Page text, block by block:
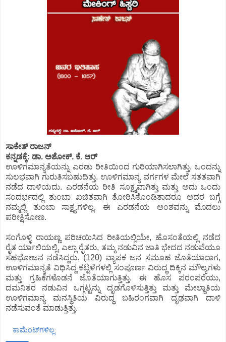
ಸಾಕೇತ್ ರಾಜನ್
ಕನ್ನಡಕ್ಕೆ: ಡಾ. ಅಶೋಕ್. ಕೆ. ಆರ್
ಊಳಿಗಮಾನ್ಯತೆಯನ್ನು ಎರಡು ರೀತಿಯಿಂದ ಗುರಿಯಾಗಿಸಲಾಗಿತ್ತು. ಒಂದನ್ನು
ಸುಲಭವಾಗಿ ಗುರುತಿಸಬಹುದಿತ್ತು. ಊಳಿಗಮಾನ್ಯ ವರ್ಗಗಳ ಮೇಲೆ ಸತತವಾಗಿ
ನಡೆದ ದಾಳಿಯದು. ಎರಡನೆಯ ರೀತಿ ಸೂಕ್ಷ್ಮವಾಗಿತ್ತು ಮತ್ತು ಅದು ಒಂದು
ಸಂದರ್ಭದಲ್ಲಿ ತುಂಬಾ ಖಚಿತವಾಗಿ ತೋರಿಸಿಕೊಂಡಿತಾದರೂ ಅದರ ಬಗ್ಗೆ
ನಮ್ಮಲ್ಲಿ ತುಂಬಾ ಸಾಕ್ಷ್ಯಗಳಿಲ್ಲ. ಈ ಎರಡನೆಯ ಅಂಶವನ್ನು ಮೊದಲು
ಪರೀಕ್ಷಿಸೋಣ.
ಸಂಗೊಳ್ಳಿ ರಾಯಣ್ಣ ಪರಿಚಯಿಸಿದ ರೀತಿಯಲ್ಲಿಯೇ, ಹೊಸಂತೆಯಲ್ಲಿ ನಡೆದ
ರೈತ ರ್ಯಾಲಿಯಲ್ಲಿ, ಎಲ್ಲಾ ರೈತರು, ತಮ್ಮ ನಡುವಿನ ಜಾತಿ ಭೇದದ ನಡುವೆಯೂ
ಸಹಭೋಜನ ನಡೆಸಿದ್ದರು. (120) ವ್ಯಾಪಕ ಜನ ಸಮೂಹ ಜೊತೆಯಾದಾಗ,
ಊಳಿಗಮಾನ್ಯತೆ ವಿಧಿಸಿದ್ದ ಕಟ್ಟಳೆಗಳಲ್ಲಿ ಸಂಪೂರ್ಣ ವಿರುದ್ಧ ದಿಕ್ಕಿನ ಮೌಲ್ಯಗಳು
ಮತ್ತು ಗ್ರಹಿಕೆಗಳೊಡನೆ ಜೊತೆಯಾಗುತ್ತಿತ್ತು. ಈ ಹೊಸ ಪರಂಪರೆಯು,
ದಮನಿತರ ನಡುವಿನ ಒಗ್ಗಟ್ಟನ್ನು ದೃಡಗೊಳಿಸುತ್ತಿತ್ತು ಮತ್ತು ಮೇಲ್ಜಾತಿಯ
ಊಳಿಗಮಾನ್ಯ ಮನಸ್ಥಿತಿಯ ವಿರುದ್ಧ ಬಹಿರಂಗವಾಗಿ ದೃಢವಾಗಿ ದಾಳಿ
ನಡೆಸುವಂತೆ ಮಾಡುತ್ತಿತ್ತು.
ಕಾಮೆಂಟ್‌ಗಳಿಲ್ಲ: